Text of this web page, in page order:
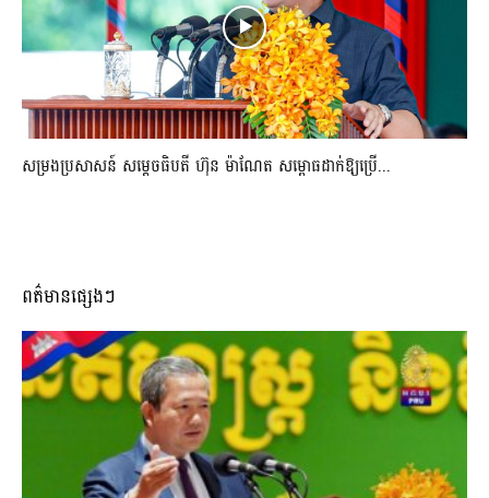
សម្រងប្រសាសន៍ សម្ដេចធិបតី ហ៊ុន ម៉ាណែត សម្ពោធដាក់ឱ្យប្រើ...
ពត៌មានផ្សេងៗ